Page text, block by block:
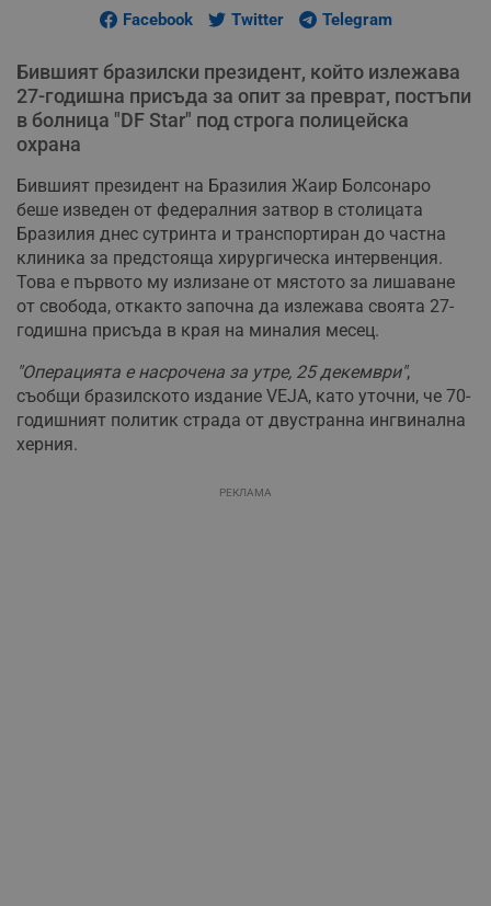
Facebook Twitter Telegram
Бившият бразилски президент, който излежава
27-годишна присъда за опит за преврат, постъпи
в болница "DF Star" под строга полицейска
охрана
Бившият президент на Бразилия Жаир Болсонаро
беше изведен от федералния затвор в столицата
Бразилия днес сутринта и транспортиран до частна
клиника за предстояща хирургическа интервенция.
Това е първото му излизане от мястото за лишаване
от свобода, откакто започна да излежава своята 27-
годишна присъда в края на миналия месец.
"Операцията е насрочена за утре, 25 декември",
съобщи бразилското издание VEJA, като уточни, че 70-
годишният политик страда от двустранна ингвинална
херния.
РЕКЛАМА